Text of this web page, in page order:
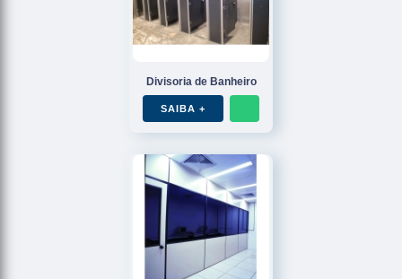
Divisoria de Banheiro
SAIBA +